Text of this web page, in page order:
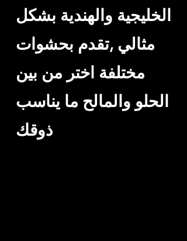
الخليجية والهندية بشكل
مثالي ,تقدم بحشوات
مختلفة اختر من بين
الحلو والمالح ما يناسب
ذوقك